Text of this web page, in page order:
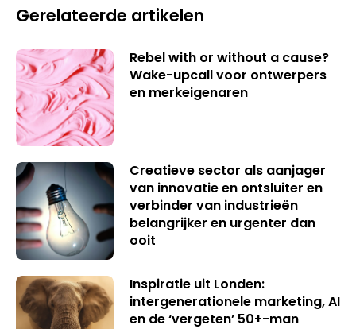
Gerelateerde artikelen
Rebel with or without a cause?
Wake-upcall voor ontwerpers
en merkeigenaren
Creatieve sector als aanjager
van innovatie en ontsluiter en
verbinder van industrieën
belangrijker en urgenter dan
ooit
Inspiratie uit Londen:
intergenerationele marketing, AI
en de ‘vergeten’ 50+-man